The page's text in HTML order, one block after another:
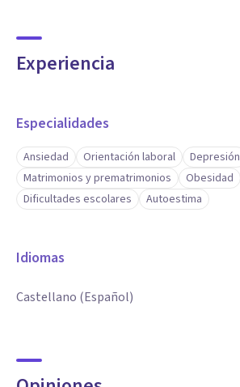
Experiencia
Especialidades
Ansiedad Orientación laboral Depresión
Matrimonios y prematrimonios
Obesidad
Dificultades escolares
Autoestima
Idiomas
Castellano (Español)